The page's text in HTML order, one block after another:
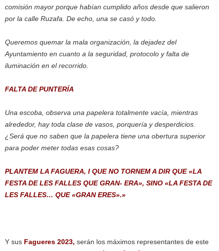
comisión mayor porque habían cumplido años desde que salieron
por la calle Ruzafa. De echo, una se casó y todo.
Queremos quemar la mala organización, la dejadez del
Ayuntamiento en cuanto a la seguridad, protocolo y falta de
iluminación en el recorrido.
FALTA DE PUNTERÍA
Una escoba, observa una papelera totalmente vacía, mientras
alrededor, hay toda clase de vasos, porquería y desperdicios.
¿Será que no saben que la papelera tiene una obertura superior
para poder meter todas esas cosas?
PLANTEM LA FAGUERA, I QUE NO TORNEM A DIR QUE «LA
FESTA DE LES FALLES QUE GRAN- ERA», SINO «LA FESTA DE
LES FALLES… QUE «GRAN ERES».»
Y sus Fagueres 2023, serán los máximos representantes de este